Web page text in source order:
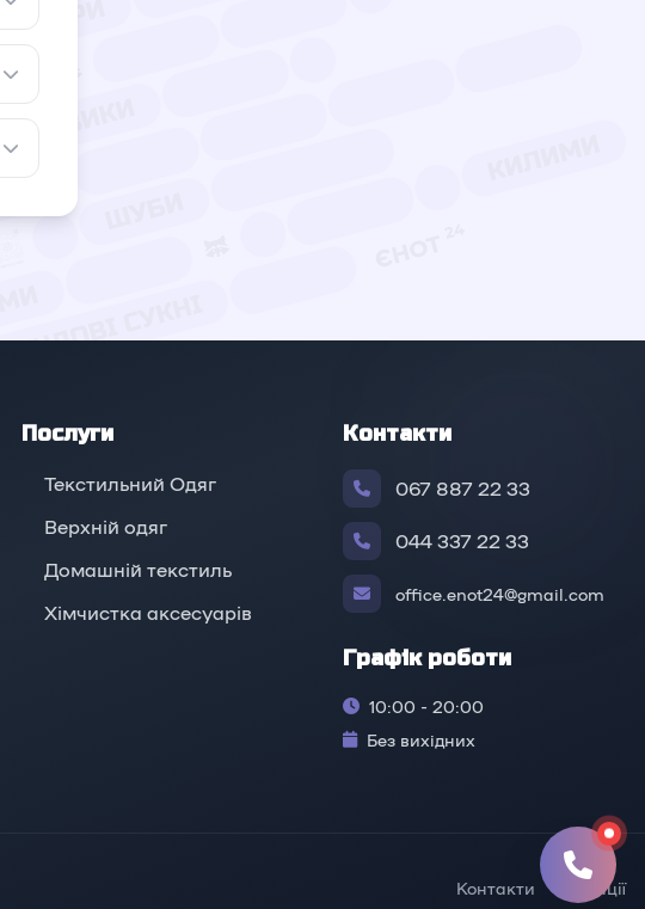
Послуги
Текстильний Одяг
Верхній oдяг
Домашній текстиль
Хімчистка аксесуарів
Контакти
067 887 22 33
044 337 22 33
office.enot24@gmail.com
Графік роботи
10:00 - 20:00
Без вихідних
Контакти Локації